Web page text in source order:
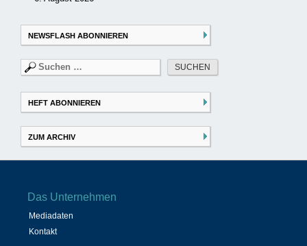
NEWSFLASH ABONNIEREN
Suchen
nach:
HEFT ABONNIEREN
ZUM ARCHIV
Das Unternehmen
Mediadaten
Kontakt